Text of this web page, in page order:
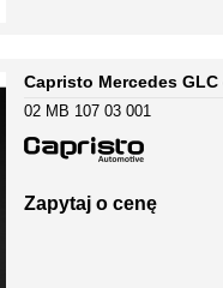
Capristo Mercedes GLC
02 MB 107 03 001
Zapytaj o cenę